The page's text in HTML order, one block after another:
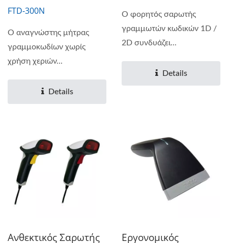
FTD-300N
Ο αναγνώστης μήτρας
γραμμοκωδίων χωρίς
χρήση χεριών...
Details
Ο φορητός σαρωτής
γραμμωτών κωδικών 1D /
2D συνδυάζει...
Details
Ανθεκτικός Σαρωτής Εργονομικός